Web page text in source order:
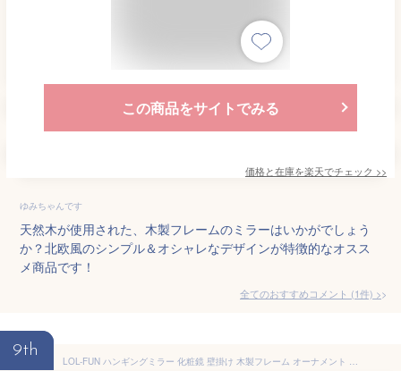
この商品をサイトでみる
価格と在庫を楽天でチェック >>
ゆみちゃんです
天然木が使用された、木製フレームのミラーはいかがでしょう
か？北欧風のシンプル＆オシャレなデザインが特徴的なオスス
メ商品です！
全てのおすすめコメント (1件) >
9th
LOL-FUN ハンギングミラー 化粧鏡 壁掛け 木製フレーム オーナメント サークルミラー アート サロン トイレ 寮 農家 装飾用